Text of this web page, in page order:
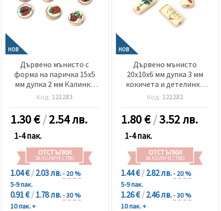
НОВ
Дървено мънисто с
форма на паричка 15x5
мм дупка 2 мм Калинки
МИКС -10 броя
Код: 121283
1.30€/2.54 лв.
1-4 пак.
ОТСТЪПКИ
ЗА КОЛИЧЕСТВО
1.04 €/2.03 лв.- 20 %
5-9 пак.
0.91 €/1.78 лв.- 30 %
10 пак. +
НОВ
Дървено мънисто
20x10x6 мм дупка 3 мм
кокичета и детелинки
МИКС -10 броя
Код: 121282
1.80€/3.52 лв.
1-4 пак.
ОТСТЪПКИ
ЗА КОЛИЧЕСТВО
1.44 €/2.82 лв.- 20 %
5-9 пак.
1.26 €/2.46 лв.- 30 %
10 пак. +